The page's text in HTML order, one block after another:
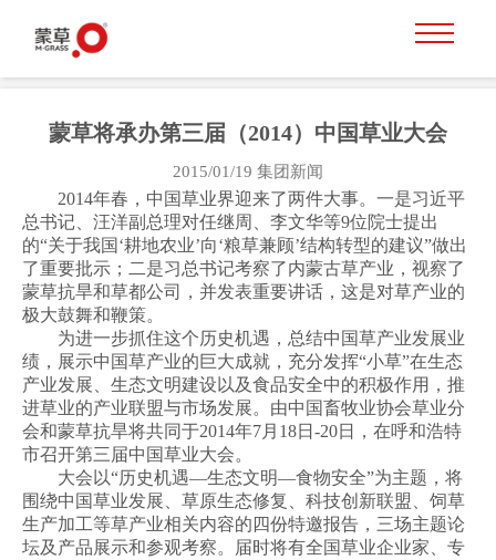
蒙草将承办第三届（2014）中国草业大会
2015/01/19 集团新闻
2014年春，中国草业界迎来了两件大事。一是习近平
总书记、汪洋副总理对任继周、李文华等9位院士提出
的“关于我国‘耕地农业’向‘粮草兼顾’结构转型的建议”做出
了重要批示；二是习总书记考察了内蒙古草产业，视察了
蒙草抗旱和草都公司，并发表重要讲话，这是对草产业的
极大鼓舞和鞭策。
为进一步抓住这个历史机遇，总结中国草产业发展业
绩，展示中国草产业的巨大成就，充分发挥“小草”在生态
产业发展、生态文明建设以及食品安全中的积极作用，推
进草业的产业联盟与市场发展。由中国畜牧业协会草业分
会和蒙草抗旱将共同于2014年7月18日-20日，在呼和浩特
市召开第三届中国草业大会。
大会以“历史机遇—生态文明—食物安全”为主题，将
围绕中国草业发展、草原生态修复、科技创新联盟、饲草
生产加工等草产业相关内容的四份特邀报告，三场主题论
坛及产品展示和参观考察。届时将有全国草业企业家、专